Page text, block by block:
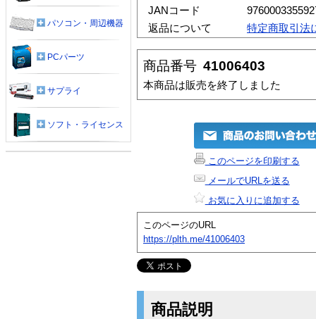
JANコード
返品について
特定商取引法
商品番号 41006403
本商品は販売を終了しました
このページを印刷する
メールでURLを送る
お気に入りに追加する
このページのURL
https://plth.me/41006403
商品説明
パソコン・周辺機器
PCパーツ
サプライ
ソフト・ライセンス